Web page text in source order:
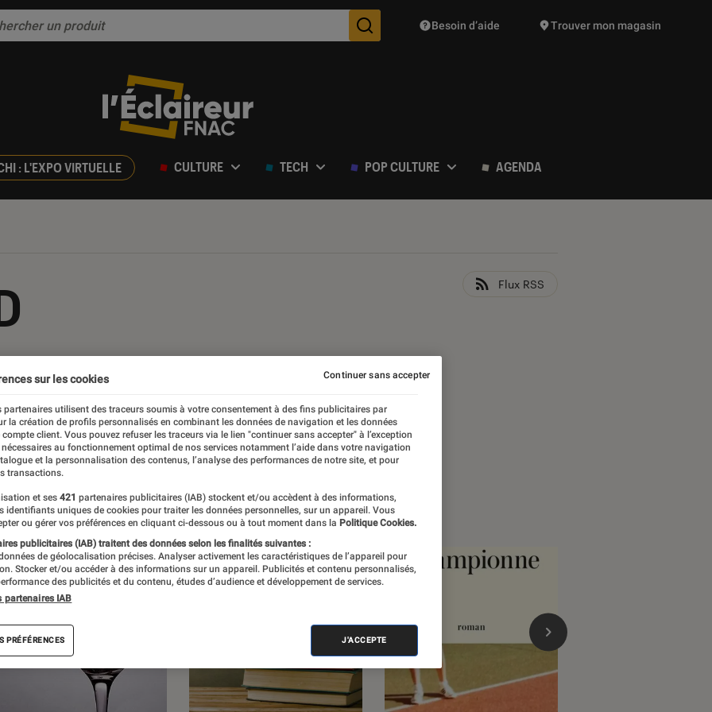
Des suggestions de produits vont vous être proposées
Besoin d’aide Trouver mon magasin
: L'EXPO VIRTUELLE CULTURE TECH POP CULTURE AGENDA
Flux RSS
les livres et les BD du moment, ainsi que
les auteurs qui nourrissent et enrichissent
la littérature.
sur les cookies
partenaires utilisent des traceurs soumis à votre consentement à des fins publicitaires par
la création de profils personnalisés en combinant les données de navigation et les données
compte client. Vous pouvez refuser les traceurs via le lien "continuer sans accepter" à l’exception
au fonctionnement optimal de nos services notamment l’aide dans votre navigation
et la personnalisation des contenus, l’analyse des performances de notre site, et pour
transactions.
et ses 421 partenaires publicitaires (IAB) stockent et/ou accèdent à des informations,
identifiants uniques de cookies pour traiter les données personnelles, sur un appareil. Vous
ou gérer vos préférences en cliquant ci-dessous ou à tout moment dans la Politique Cookies.
publicitaires (IAB) traitent des données selon les finalités suivantes :
de géolocalisation précises. Analyser activement les caractéristiques de l’appareil pour
Stocker et/ou accéder à des informations sur un appareil. Publicités et contenu personnalisés,
des publicités et du contenu, études d’audience et développement de services.
partenaires IAB
PRÉFÉRENCES J'ACCEPTE
Continuer sans accepter